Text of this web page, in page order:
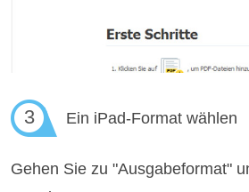
3 Ein iPad-Format wählen
Gehen Sie zu "Ausgabeformat"